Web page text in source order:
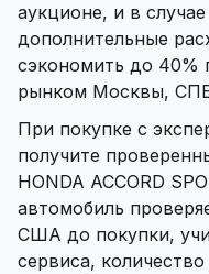
аукционе, и в
дополнительные
сэкономить до 40%
рынком Москвы,
При покупке с
получите
HONDA ACCORD
автомобиль
США до покупки,
сервиса,